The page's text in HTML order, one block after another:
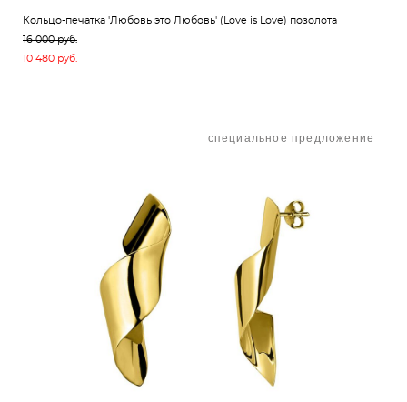
Кольцо-печатка 'Любовь это Любовь' (Love is Love) позолота
16 000 pуб.
10 480 pуб.
специальное предложение